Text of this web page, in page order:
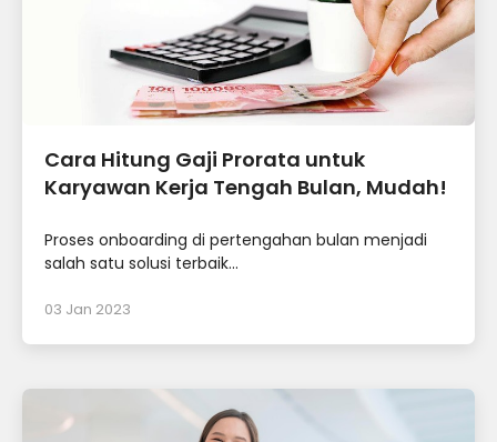
Cara Hitung Gaji Prorata untuk
Karyawan Kerja Tengah Bulan, Mudah!
Proses onboarding di pertengahan bulan menjadi
salah satu solusi terbaik...
03 Jan 2023